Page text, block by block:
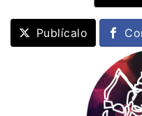
Publícalo